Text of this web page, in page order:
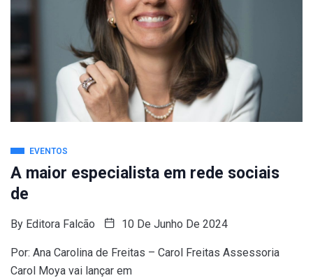
EVENTOS
A maior especialista em rede sociais
de
By Editora Falcão 10 De Junho De 2024
Por: Ana Carolina de Freitas – Carol Freitas Assessoria
Carol Moya vai lançar em